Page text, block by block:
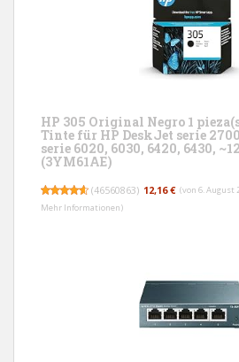
HP 305 Original Negro 1
Tinte für HP DeskJet serie
serie 6020, 6030, 6420, 6430,
(3YM61AE)
(46560863) 12,16 € (von 6. August
Mehr Informationen)